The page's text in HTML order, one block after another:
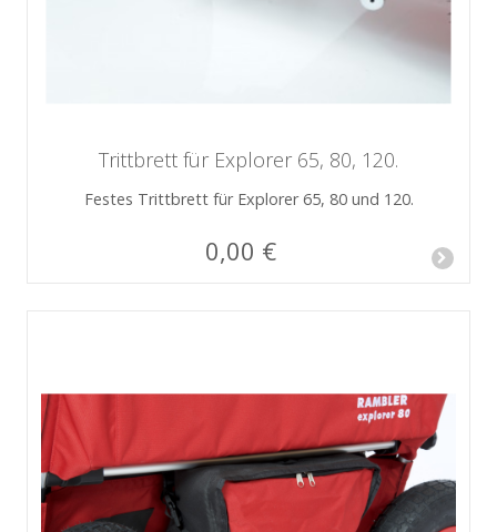
Trittbrett für Explorer 65, 80, 120.
Festes Trittbrett für Explorer 65, 80 und 120.
0,00 €